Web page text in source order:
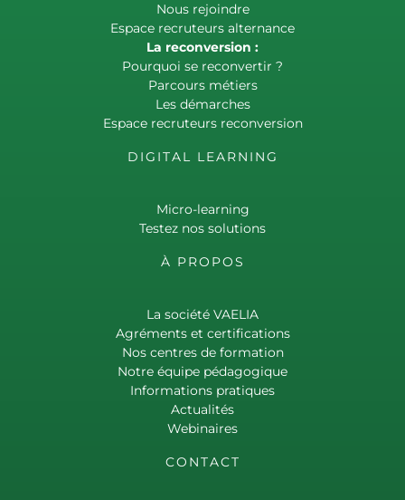
Nous rejoindre
Espace recruteurs alternance
La reconversion :
Pourquoi se reconvertir ?
Parcours métiers
Les démarches
Espace recruteurs reconversion
DIGITAL LEARNING
Micro-learning
Testez nos solutions
À PROPOS
La société VAELIA
Agréments et certifications
Nos centres de formation
Notre équipe pédagogique
Informations pratiques
Actualités
Webinaires
CONTACT